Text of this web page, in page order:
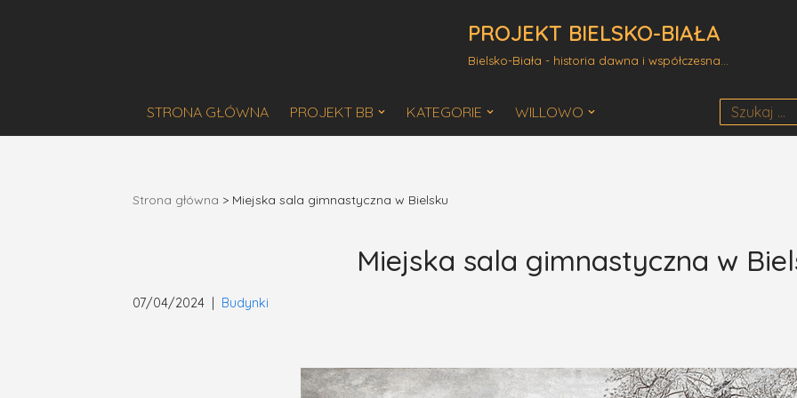
PROJEKT BIELSKO-BIAŁA
Bielsko-Biała - historia dawna i współczesna...
STRONA GŁÓWNA PROJEKT BB KATEGORIE WILLOWO
Strona główna > Miejska sala gimnastyczna w Bielsku
Miejska sala gimnastyczna w
07/04/2024 Budynki